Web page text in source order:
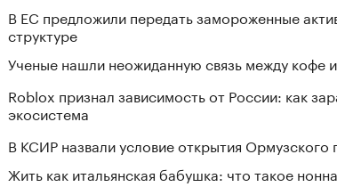
В ЕС предложили передать замороженные
структуре
Ученые нашли неожиданную связь между кофе
Roblox признал зависимость от России: как
экосистема
В КСИР назвали условие открытия Ормузского
Жить как итальянская бабушка: что такое